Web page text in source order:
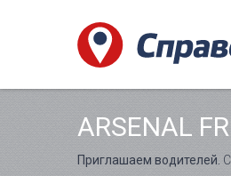
ARSENAL
Приглашаем водителей.